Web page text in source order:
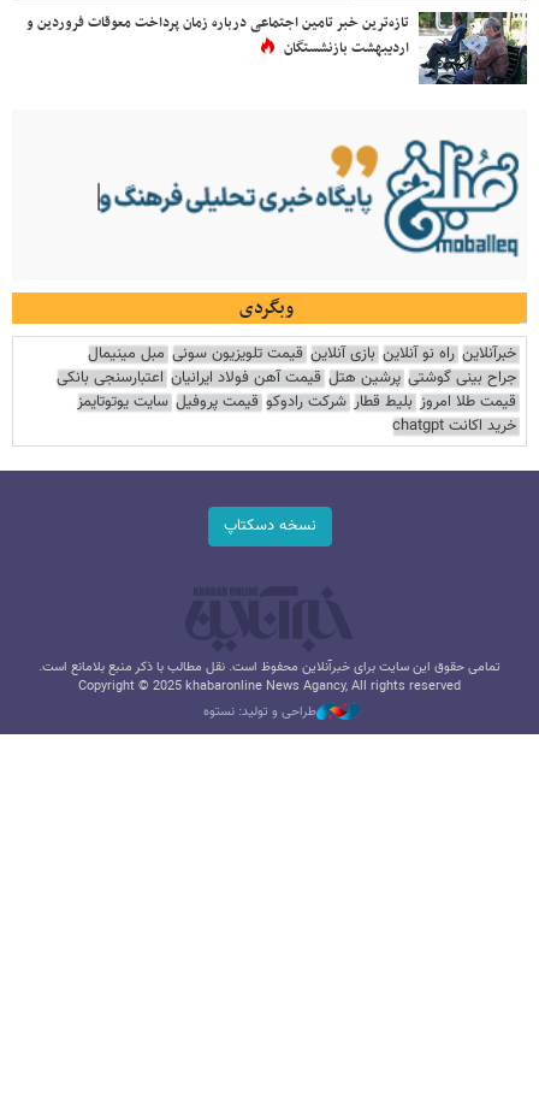
تازه‌ترین خبر تامین اجتماعی درباره زمان پرداخت معوقات فروردین و
اردیبهشت بازنشستگان
وبگردی
خبرآنلاین راه نو آنلاین بازی آنلاین قیمت تلویزیون سونی مبل مینیمال
جراح بینی گوشتی پرشین هتل قیمت آهن فولاد ایرانیان اعتبارسنجی بانکی
قیمت طلا امروز بلیط قطار شرکت رادوکو قیمت پروفیل سایت یوتوتایمز
خرید اکانت chatgpt
نسخه دسکتاپ
تمامی حقوق این سایت برای خبرآنلاین محفوظ است. نقل مطالب با ذکر منبع بلامانع است.
Copyright © 2025 khabaronline News Agancy, All rights reserved
طراحی و تولید: نستوه